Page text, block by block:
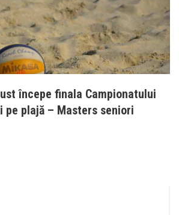
începe finala Campionatului
pe plajă – Masters seniori